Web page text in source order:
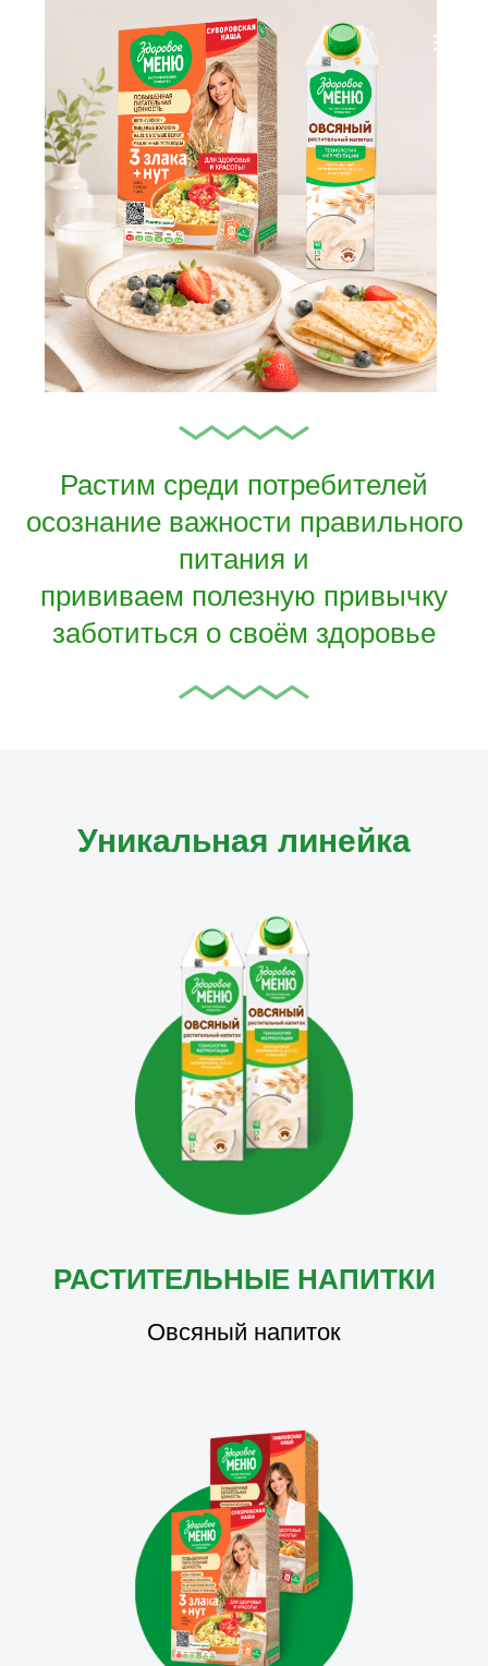
Растим среди потребителей
осознание важности правильного
питания и
прививаем полезную привычку
заботиться о своём здоровье
Уникальная линейка
РАСТИТЕЛЬНЫЕ НАПИТКИ
Овсяный напиток